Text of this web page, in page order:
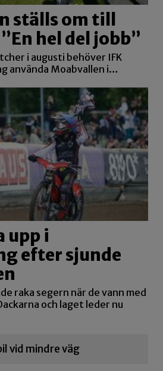
ställs om till
hel del jobb”
i augusti behöver IFK
använda Moabvallen i…
upp i
efter sjunde
raka segern när de vann med
och laget leder nu
vid mindre väg